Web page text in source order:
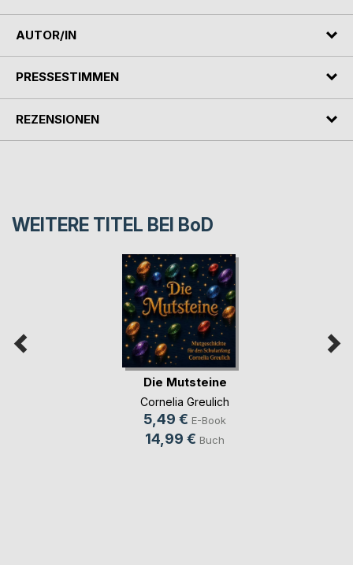
AUTOR/IN
PRESSESTIMMEN
REZENSIONEN
WEITERE TITEL BEI BoD
Die Mutsteine
Cornelia Greulich
5,49 € E-Book
14,99 € Buch